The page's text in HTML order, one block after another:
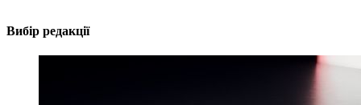
Вибір редакції